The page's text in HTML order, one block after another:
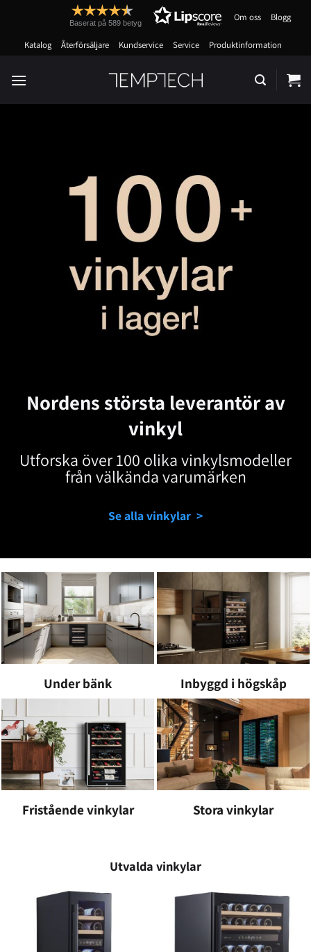
content
Baserat på 589 betyg Om oss Blogg
Katalog Återförsäljare Kundservice Service Produktinformation
Nordens största leverantör av
vinkyl
Utforska över 100 olika vinkylsmodeller
från välkända varumärken
Se alla vinkylar >
Under bänk Inbyggd i högskåp
Fristående vinkylar Stora vinkylar
Utvalda vinkylar